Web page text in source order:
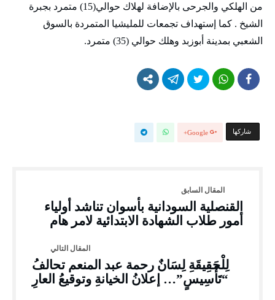
من الهلكي والجرحى بالإضافة لهلاك حوالي(15) متمرد بجبرة
الشيخ . كما إستهداف تجمعات للمليشيا المتمردة بالسوق
الشعبي بمدينة أبوزبد وهلك حوالي (35) متمرد.
‫‫ شاركها‬ Google+
القنصلية السودانية بأسوان تناشد أولياء
أمور طلاب الشهادة الابتدائية لامر هام
لِلْحَقِيقَةِ لِسَانٌ رحمة عبد المنعم تحالفُ
“تَأْسِيسٍ”… إعلانُ الخيانةِ وتوقيعُ العارِ